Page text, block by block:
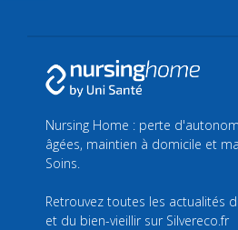
Nursing Home : perte
âgées, maintien à domicile et
Soins.
Retrouvez toutes les actualités
et du bien-vieillir sur Silvereco.fr